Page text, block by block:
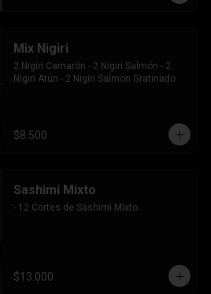
Mix Nigiri
2 Nigiri Camarón - 2 Nigiri Salmón - 2
Nigiri Atún - 2 Nigiri Salmon Gratinado
$8.500
Sashimi Mixto
- 12 Cortes de Sashimi Mixto.
$13.000